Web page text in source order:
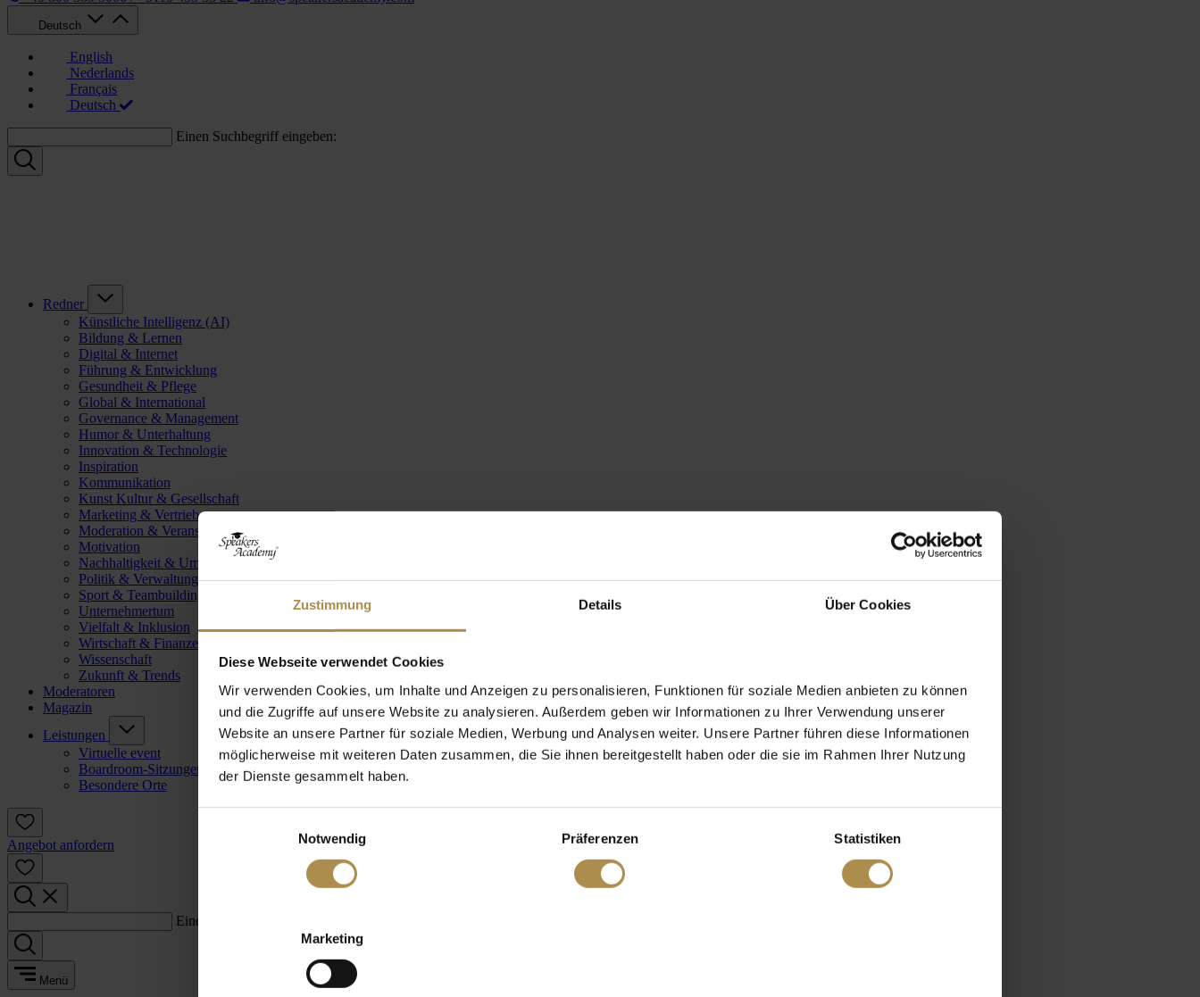
Zustimmung Details Über Cookies
Diese Webseite verwendet Cookies
Wir verwenden Cookies, um Inhalte und Anzeigen zu personalisieren, Funktionen für soziale Medien anbieten zu können
und die Zugriffe auf unsere Website zu analysieren. Außerdem geben wir Informationen zu Ihrer Verwendung unserer
Website an unsere Partner für soziale Medien, Werbung und Analysen weiter. Unsere Partner führen diese Informationen
möglicherweise mit weiteren Daten zusammen, die Sie ihnen bereitgestellt haben oder die sie im Rahmen Ihrer Nutzung
der Dienste gesammelt haben.
Notwendig
Präferenzen Statistiken
Marketing
Deutsch
English
Nederlands
Français
Deutsch
Einen Suchbegriff eingeben:
Redner
Künstliche Intelligenz (AI)
Bildung & Lernen
Digital & Internet
Führung & Entwicklung
Gesundheit & Pflege
Global & International
Governance & Management
Humor & Unterhaltung
Innovation & Technologie
Inspiration
Kommunikation
Kunst Kultur & Gesellschaft
Marketing & Vertrieb
Moderation & Veranstaltungsleitung
Motivation
Nachhaltigkeit & Umwelt
Politik & Verwaltung
Sport & Teambuilding
Unternehmertum
Vielfalt & Inklusion
Wirtschaft & Finanzen
Wissenschaft
Zukunft & Trends
Moderatoren
Magazin
Leistungen
Virtuelle event
Boardroom-Sitzungen
Besondere Orte
Angebot anfordern
Einen Suchbegriff eingeben:
Menü